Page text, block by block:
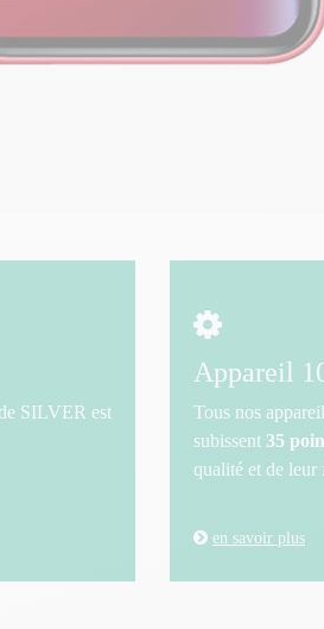
SILVER est
Appareil
Tous nos
subissent 35
qualité et de
en savoir plus